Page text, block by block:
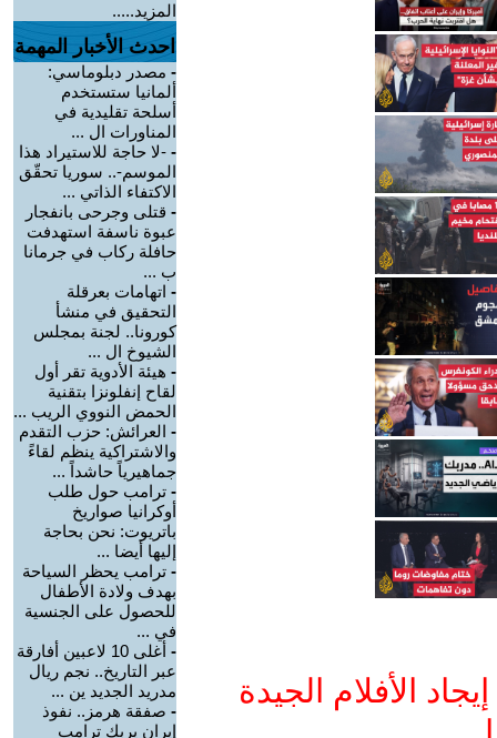
الأفلام الجيدة
المزيد.....
احدث الأخبار المهمة
- مصدر دبلوماسي:
ألمانيا ستستخدم
أسلحة تقليدية في
المناورات ال ...
- -لا حاجة للاستيراد هذا
الموسم-.. سوريا تحقّق
الاكتفاء الذاتي ...
- قتلى وجرحى بانفجار
عبوة ناسفة استهدفت
حافلة ركاب في جرمانا
ب ...
- اتهامات بعرقلة
التحقيق في منشأ
كورونا.. لجنة بمجلس
الشيوخ ال ...
- هيئة الأدوية تقر أول
لقاح إنفلونزا بتقنية
الحمض النووي الريب ...
- العرائش: حزب التقدم
والاشتراكية ينظم لقاءً
جماهيرياً حاشداً ...
- ترامب حول طلب
أوكرانيا صواريخ
باتريوت: نحن بحاجة
إليها أيضا ...
- ترامب يحظر السياحة
بهدف ولادة الأطفال
للحصول على الجنسية
في ...
-
أغلى 10 لاعبين أفارقة
عبر التاريخ.. نجم ريال
مدريد الجديد ين ...
- صفقة هرمز.. نفوذ
إيران يربك ترامب